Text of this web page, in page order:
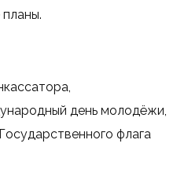
день молодёжи,
флага